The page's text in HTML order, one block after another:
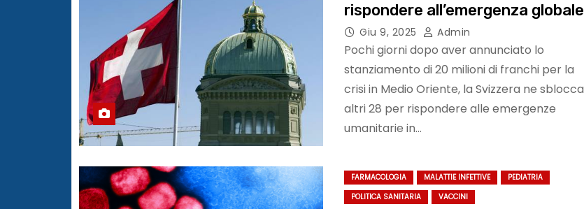
rispondere all’emergenza globale
Giu 9, 2025 Admin
Pochi giorni dopo aver annunciato lo
stanziamento di 20 milioni di franchi per la
crisi in Medio Oriente, la Svizzera ne sblocca
altri 28 per rispondere alle emergenze
umanitarie in…
FARMACOLOGIA MALATTIE INFETTIVE
PEDIATRIA
POLITICA SANITARIA
VACCINI